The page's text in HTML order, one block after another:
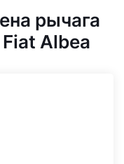
рычага
Albea